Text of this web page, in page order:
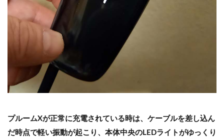
プルームXが正常に充電されている時は、ケーブルを差し込ん
だ時点で軽い振動が起こり、本体中央のLEDライトがゆっくり